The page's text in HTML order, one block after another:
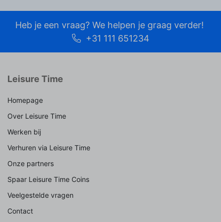
Heb je een vraag? We helpen je graag verder!
+31 111 651234
Leisure Time
Homepage
Over Leisure Time
Werken bij
Verhuren via Leisure Time
Onze partners
Spaar Leisure Time Coins
Veelgestelde vragen
Contact